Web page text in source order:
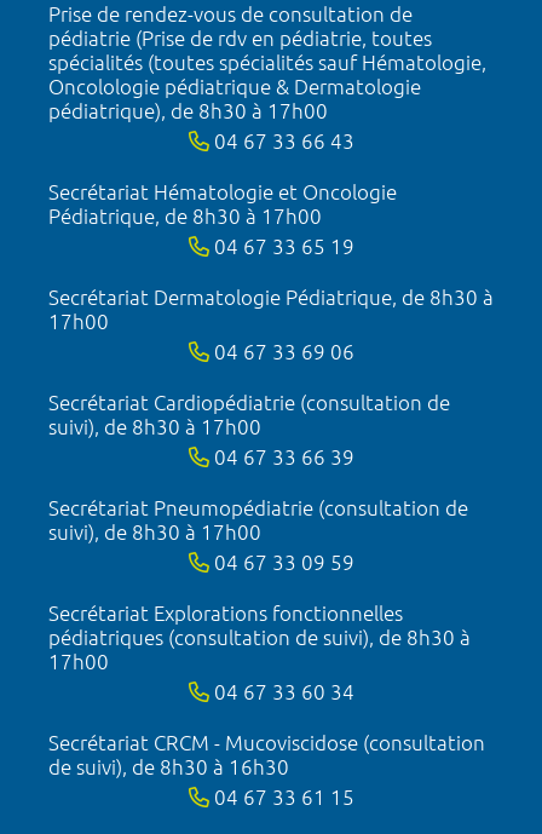
Prise de rendez-vous de consultation de
pédiatrie (Prise de rdv en pédiatrie, toutes
spécialités (toutes spécialités sauf Hématologie,
Oncolologie pédiatrique & Dermatologie
pédiatrique), de 8h30 à 17h00
04 67 33 66 43
Secrétariat Hématologie et Oncologie
Pédiatrique, de 8h30 à 17h00
04 67 33 65 19
Secrétariat Dermatologie Pédiatrique, de 8h30 à
17h00
04 67 33 69 06
Secrétariat Cardiopédiatrie (consultation de
suivi), de 8h30 à 17h00
04 67 33 66 39
Secrétariat Pneumopédiatrie (consultation de
suivi), de 8h30 à 17h00
04 67 33 09 59
Secrétariat Explorations fonctionnelles
pédiatriques (consultation de suivi), de 8h30 à
17h00
04 67 33 60 34
Secrétariat CRCM - Mucoviscidose (consultation
de suivi), de 8h30 à 16h30
04 67 33 61 15